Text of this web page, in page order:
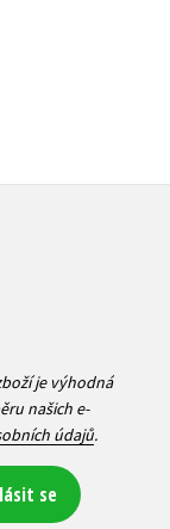
je výhodná
našich e-
údajů.
se